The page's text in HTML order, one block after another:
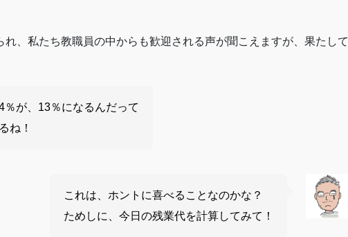
れ、私たち教職員の中からも歓迎される声が聞こえますが、果たして
％が、13％になるんだって
ね！
これは、ホントに喜べることなのかな？
ためしに、今日の残業代を計算してみて！